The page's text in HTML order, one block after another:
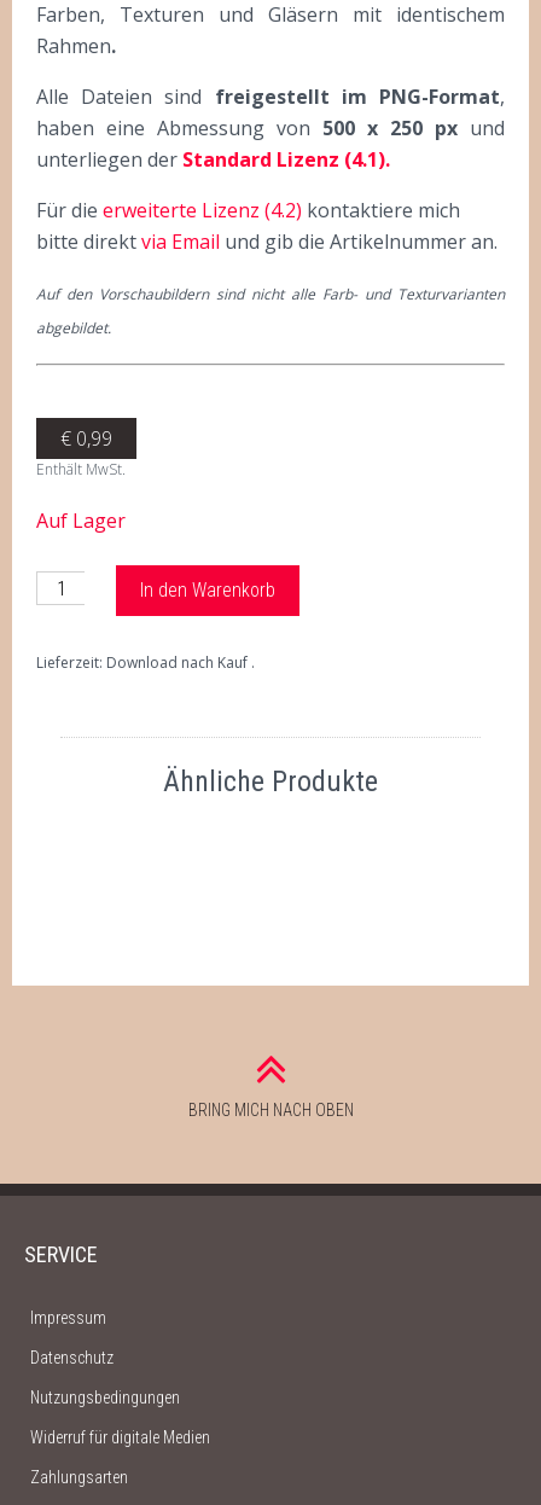
Farben, Texturen und Gläsern mit identischem
Rahmen.
Alle Dateien sind freigestellt im PNG-Format,
haben eine Abmessung von 500 x 250 px und
unterliegen der Standard Lizenz (4.1).
Für die erweiterte Lizenz (4.2) kontaktiere mich
bitte direktvia Email und gib die Artikelnummer an.
Auf den Vorschaubildern sind nicht alle Farb- und Texturvarianten
abgebildet.
€ 0,99
Enthält MwSt.
Auf Lager
In den Warenkorb
Lieferzeit: Download nach Kauf
Ähnliche Produkte
BRING MICH NACH OBEN
SERVICE
Impressum
Datenschutz
Nutzungsbedingungen
Widerruf für digitale Medien
Zahlungsarten